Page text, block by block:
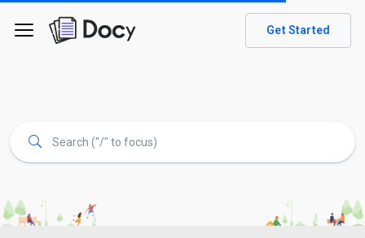
Get Started